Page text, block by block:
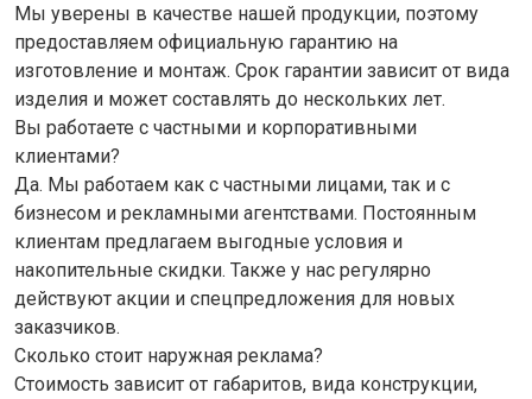
Мы уверены в качестве нашей продукции, поэтому
предоставляем официальную гарантию на
изготовление и монтаж. Срок гарантии зависит от вида
изделия и может составлять до нескольких лет.
Вы работаете с частными и корпоративными
клиентами?
Да. Мы работаем как с частными лицами, так и с
бизнесом и рекламными агентствами. Постоянным
клиентам предлагаем выгодные условия и
накопительные скидки. Также у нас регулярно
действуют акции и спецпредложения для новых
заказчиков.
Сколько стоит наружная реклама?
Стоимость зависит от габаритов, вида конструкции,